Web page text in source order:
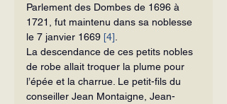
Parlement des Dombes de 1696 à
1721, fut maintenu dans sa noblesse
le 7 janvier 1669 [4]
La descendance de ces petits nobles
de robe allait troquer la plume pour
l’épée et la charrue. Le petit-fils du
conseiller Jean Montaigne, Jean-